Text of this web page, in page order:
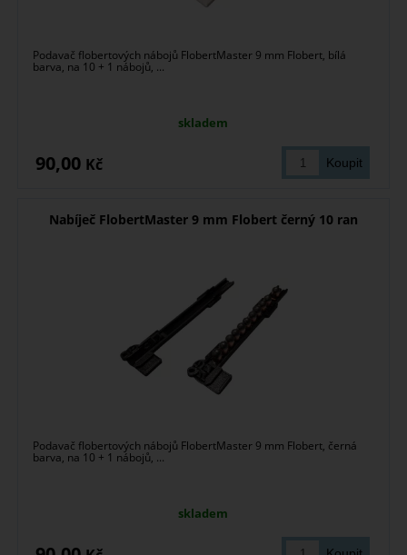
Podavač flobertových nábojů FlobertMaster 9 mm Flobert, bílá
barva, na 10 + 1 nábojů, ...
skladem
90,00 Kč
Nabíječ FlobertMaster 9 mm Flobert černý 10 ran
Podavač flobertových nábojů FlobertMaster 9 mm Flobert, černá
barva, na 10 + 1 nábojů, ...
skladem